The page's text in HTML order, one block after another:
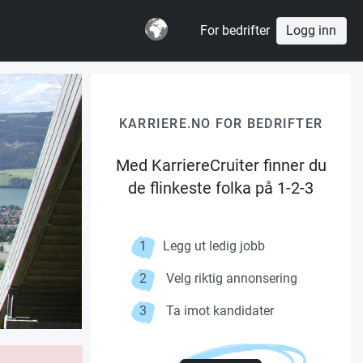
For bedrifter Logg inn
KARRIERE.NO FOR BEDRIFTER
Med KarriereCruiter finner du
de flinkeste folka på 1-2-3
1 Legg ut ledig jobb
2 Velg riktig annonsering
3 Ta imot kandidater